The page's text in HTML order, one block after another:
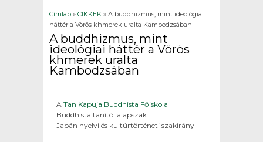
Jelenlegi hely
Címlap » CIKKEK » A buddhizmus, mint ideológiai
háttér a Vörös khmerek uralta Kambodzsában
A buddhizmus, mint
ideológiai háttér a Vörös
khmerek uralta
Kambodzsában
A Tan Kapuja Buddhista Főiskola
Buddhista tanítói alapszak
Japán nyelvi és kultúrtörténeti szakirány